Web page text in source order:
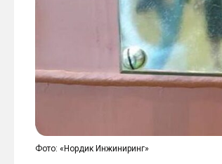
Фото: «Нордик Инжиниринг»